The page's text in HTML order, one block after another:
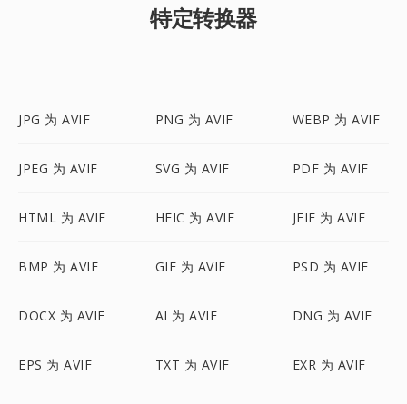
特定转换器
JPG 为 AVIF PNG 为 AVIF WEBP 为 AVIF
JPEG 为 AVIF SVG 为 AVIF PDF 为 AVIF
HTML 为 AVIF HEIC 为 AVIF JFIF 为 AVIF
BMP 为 AVIF GIF 为 AVIF PSD 为 AVIF
DOCX 为 AVIF AI 为 AVIF DNG 为 AVIF
EPS 为 AVIF TXT 为 AVIF EXR 为 AVIF